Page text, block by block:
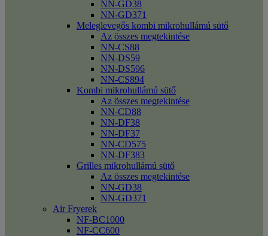
NN-GD38
NN-GD371
Meleglevegős kombi mikrohullámú sütő
Az összes megtekintése
NN-CS88
NN-DS59
NN-DS596
NN-CS894
Kombi mikrohullámú sütő
Az összes megtekintése
NN-CD88
NN-DF38
NN-DF37
NN-CD575
NN-DF383
Grilles mikrohullámú sütő
Az összes megtekintése
NN-GD38
NN-GD371
Air Fryerek
NF-BC1000
NF-CC600